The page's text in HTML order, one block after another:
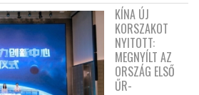
KÍNA ÚJ
KORSZAKOT
NYITOTT:
MEGNYÍLT AZ
ORSZÁG ELSŐ
ŰR-